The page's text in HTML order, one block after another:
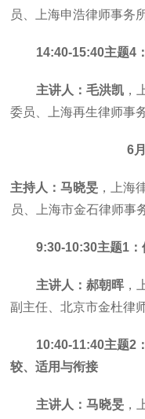
员、上海申浩律师事务
14:40-15:40主题4
主讲人：毛洪凯，
委员、上海再生律师事
6
主持人：马晓旻 ，上海
员、上海市金石律师事
9:30-10:30主题1
主讲人：郝朝晖，
副主任、北京市金杜律
10:40-11:40主题2
较、适用与衔接
主讲人：马晓旻，